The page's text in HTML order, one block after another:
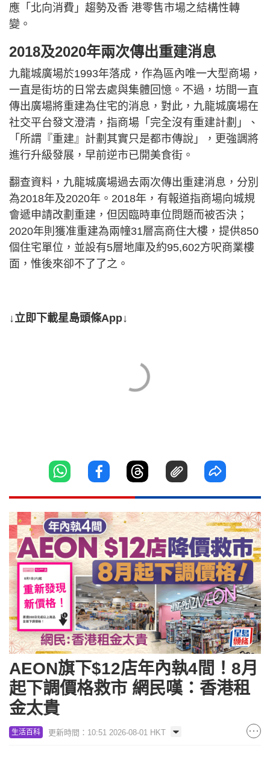
應「北向消費」趨勢及香 港零售市場之結構性轉
變。
2018及2020年兩次傳出重建消息
九龍城廣場於1993年落成，作為區內唯一大型商場，
一直是街坊的日常去處與集體回憶。不過，坊間一直
傳出廣場將重建為住宅的消息，對此，九龍城廣場在
社交平台發文澄清，指商場「完全沒有重建計劃」、
「所謂『重建』計劃其實只是都市傳說」，更強調將
進行升級發展，早前逆市已開美食街。
翻查資料，九龍城廣場過去兩次傳出重建消息，分別
為2018年及2020年。2018年，有報道指商場向城規
會遞申請改劃重建，但因臨時車位問題而被否決；
2020年則獲准重建為兩幢31層高商住大樓，提供850
個住宅單位，並設有5層地庫及約95,602方呎商業樓
面，惟後來卻不了了之。
↓立即下載星島頭條App↓
AEON旗下$12店年內執4間！8月
起下調價格救市 網民嘆：香港租
金太貴
生活百科 更新時間：10:51 2026-08-01 HKT